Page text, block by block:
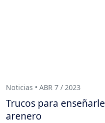
Noticias • ABR 7 / 2023
Trucos para
arenero